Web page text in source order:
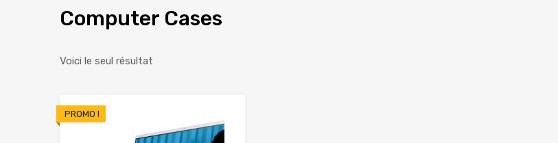
Computer Cases
Voici le seul résultat
PROMO !